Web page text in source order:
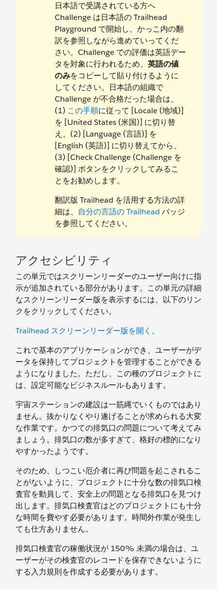
日本語で受講されている方へ
Challenge は日本語の Trailhead
Playground で開始し、かっこ内の翻
訳を参照しながら進めていってくだ
さい。Challenge での評価は英語デー
タを対象に行われるため、 英語の値
のみをコピーして貼り付けるように
してください。日本語の組織で
Challenge が不合格だった場合は、
(1) この手順に従って [Locale (地域)]
を [United States (米国)] に切り替
え、(2) [Language (言語)] を
[English (英語)] に切り替えてから、
(3) [Check Challenge (Challenge を
確認)] ボタンをクリックしてみるこ
とをお勧めします。
翻訳版 Trailhead を活用する方法の詳
細は、 自分の言語の Trailhead バッジ
を参照してください。
アクセシビリティ
この単元ではスクリーンリーダーのユーザー向けに指
示が追加されている部分があります。この単元の詳細
なスクリーンリーダー版を表示するには、以下のリン
クをクリックしてください。
Trailhead スクリーンリーダー版を開く。
これで基本のアプリケーションができ、ユーザーがデ
ータを保持してプロジェクトを管理することができる
ようになりました。ただし、この種のプロジェクトに
は、設定可能なビジネスルールもあります。
宇宙ステーションの建設は一筋縄でいくものではあり
ません。抜かりなくやり遂げることが求められる大変
な作業です。かつての排気口の問題について考えてみ
ましょう。排気口の数が多すぎて、格好の標的になり
やすかったようです。
そのため、しつこい厄介者に再び問題を起こされるこ
とがないように、プロジェクトに十分な数の排気口検
査官を動員して、安全上の問題となる排気口を見つけ
出します。排気口検査官はどのプロジェクトにも十分
な時間を費やす必要があります。時間外作業が発生し
ても仕方ありません。
排気口検査官の稼働状況が 150% 未満の場合は、ユ
ーザーがその検査官のレコードを保存できないように
する入力規則を作成する必要があります。